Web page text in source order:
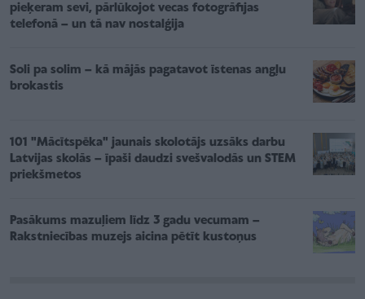
pieķeram sevi, pārlūkojot vecas fotogrāfijas
telefonā – un tā nav nostalģija
Soli pa solim – kā mājās pagatavot īstenas angļu
brokastis
101 "Mācītspēka" jaunais skolotājs uzsāks darbu
Latvijas skolās – īpaši daudzi svešvalodās un STEM
priekšmetos
Pasākums mazuļiem līdz 3 gadu vecumam –
Rakstniecības muzejs aicina pētīt kustoņus